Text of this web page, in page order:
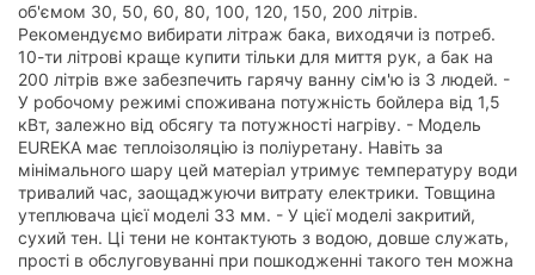
об'ємом 30, 50, 60, 80, 100, 120, 150, 200 літрів.
Рекомендуємо вибирати літраж бака, виходячи із потреб.
10-ти літрові краще купити тільки для миття рук, а бак на
200 літрів вже забезпечить гарячу ванну сім'ю із 3 людей. -
У робочому режимі споживана потужність бойлера від 1,5
кВт, залежно від обсягу та потужності нагріву. - Модель
EUREKA має теплоізоляцію із поліуретану. Навіть за
мінімального шару цей матеріал утримує температуру води
тривалий час, заощаджуючи витрату електрики. Товщина
утеплювача цієї моделі 33 мм. - У цієї моделі закритий,
сухий тен. Ці тени не контактують з водою, довше служать,
прості в обслуговуванні при пошкодженні такого тен можна